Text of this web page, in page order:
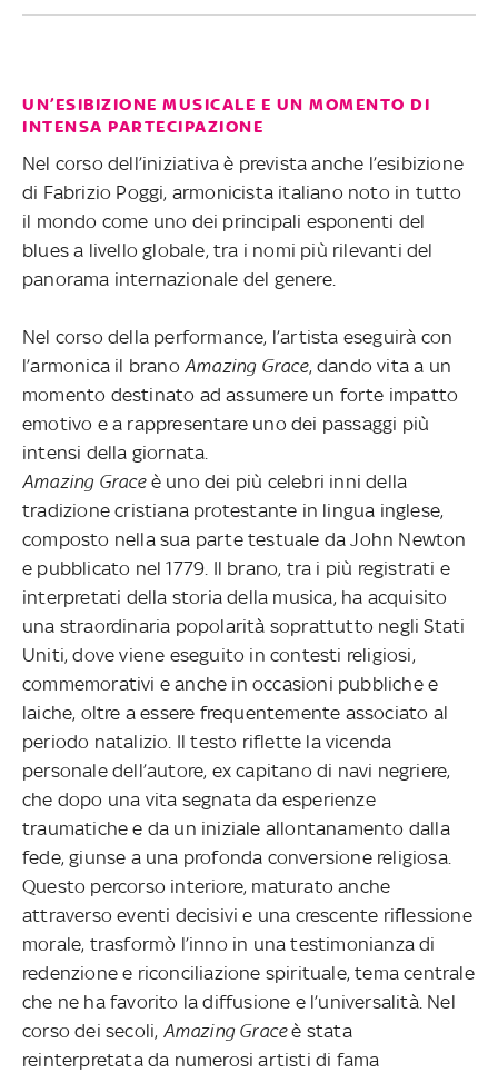
UN’ESIBIZIONE MUSICALE E UN MOMENTO DI
INTENSA PARTECIPAZIONE
Nel corso dell’iniziativa è prevista anche l’esibizione
di Fabrizio Poggi, armonicista italiano noto in tutto
il mondo come uno dei principali esponenti del
blues a livello globale, tra i nomi più rilevanti del
panorama internazionale del genere.
Nel corso della performance, l’artista eseguirà con
l’armonica il brano Amazing Grace, dando vita a un
momento destinato ad assumere un forte impatto
emotivo e a rappresentare uno dei passaggi più
intensi della giornata.
Amazing Grace è uno dei più celebri inni della
tradizione cristiana protestante in lingua inglese,
composto nella sua parte testuale da John Newton
e pubblicato nel 1779. Il brano, tra i più registrati e
interpretati della storia della musica, ha acquisito
una straordinaria popolarità soprattutto negli Stati
Uniti, dove viene eseguito in contesti religiosi,
commemorativi e anche in occasioni pubbliche e
laiche, oltre a essere frequentemente associato al
periodo natalizio. Il testo riflette la vicenda
personale dell’autore, ex capitano di navi negriere,
che dopo una vita segnata da esperienze
traumatiche e da un iniziale allontanamento dalla
fede, giunse a una profonda conversione religiosa.
Questo percorso interiore, maturato anche
attraverso eventi decisivi e una crescente riflessione
morale, trasformò l’inno in una testimonianza di
redenzione e riconciliazione spirituale, tema centrale
che ne ha favorito la diffusione e l’universalità. Nel
corso dei secoli, Amazing Graceè stata
reinterpretata da numerosi artisti di fama